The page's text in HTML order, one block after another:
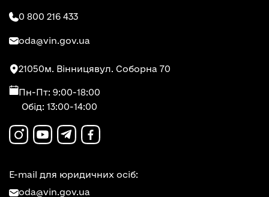
0 800 216 433
oda@vin.gov.ua
21050м. Вінницявул. Соборна 70
Пн-Пт: 9:00-18:00
Обід: 13:00-14:00
E-mail для юридичних осіб:
oda@vin.gov.ua